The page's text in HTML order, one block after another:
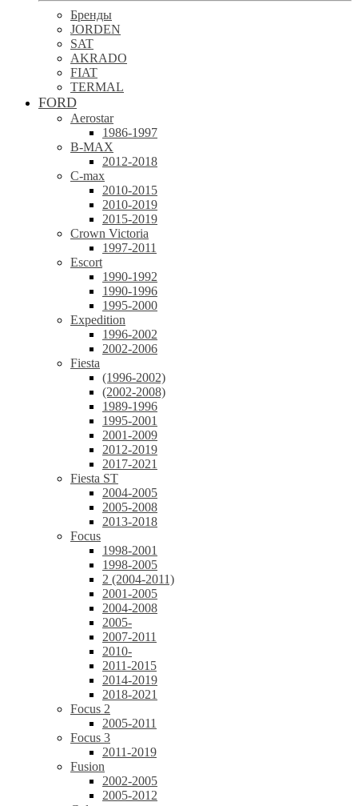
Бренды
JORDEN
SAT
AKRADO
FIAT
TERMAL
FORD
Aerostar
1986-1997
B-MAX
2012-2018
C-max
2010-2015
2010-2019
2015-2019
Crown Victoria
1997-2011
Escort
1990-1992
1990-1996
1995-2000
Expedition
1996-2002
2002-2006
Fiesta
(1996-2002)
(2002-2008)
1989-1996
1995-2001
2001-2009
2012-2019
2017-2021
Fiesta ST
2004-2005
2005-2008
2013-2018
Focus
1998-2001
1998-2005
2 (2004-2011)
2001-2005
2004-2008
2005-
2007-2011
2010-
2011-2015
2014-2019
2018-2021
Focus 2
2005-2011
Focus 3
2011-2019
Fusion
2002-2005
2005-2012